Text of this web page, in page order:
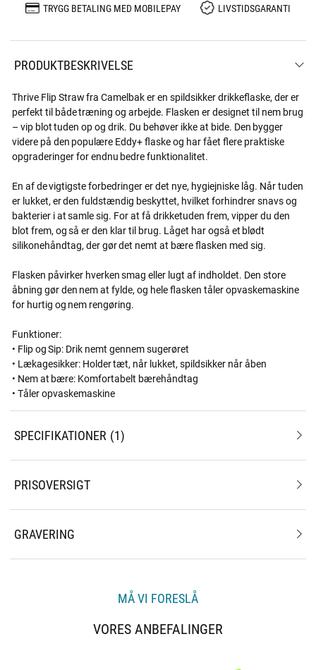
TRYGG BETALING MED MOBILEPAY
LIVSTIDSGARANTI
PRODUKTBESKRIVELSE
Thrive Flip Straw fra Camelbak er en spildsikker drikkeflaske, der er
perfekt til både træning og arbejde. Flasken er designet til nem brug
– vip blot tuden op og drik. Du behøver ikke at bide. Den bygger
videre på den populære Eddy+ flaske og har fået flere praktiske
opgraderinger for endnu bedre funktionalitet.
En af de vigtigste forbedringer er det nye, hygiejniske låg. Når tuden
er lukket, er den fuldstændig beskyttet, hvilket forhindrer snavs og
bakterier i at samle sig. For at få drikketuden frem, vipper du den
blot frem, og så er den klar til brug. Låget har også et blødt
silikonehåndtag, der gør det nemt at bære flasken med sig.
Flasken påvirker hverken smag eller lugt af indholdet. Den store
åbning gør den nem at fylde, og hele flasken tåler opvaskemaskine
for hurtig og nem rengøring.
Funktioner:
• Flip og Sip: Drik nemt gennem sugerøret
• Lækagesikker: Holder tæt, når lukket, spildsikker når åben
• Nem at bære: Komfortabelt bærehåndtag
• Tåler opvaskemaskine
SPECIFIKATIONER 1
PRISOVERSIGT
GRAVERING
MÅ VI FORESLÅ
VORES ANBEFALINGER